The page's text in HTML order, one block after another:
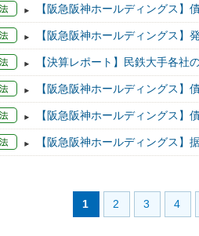
【阪急阪神ホールディングス】
【阪急阪神ホールディングス】
【決算レポート】民鉄大手各社
【阪急阪神ホールディングス】
【阪急阪神ホールディングス】
【阪急阪神ホールディングス】
1 2 3 4